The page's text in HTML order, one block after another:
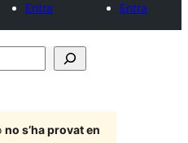
Entra
Entra
no s’ha provat en